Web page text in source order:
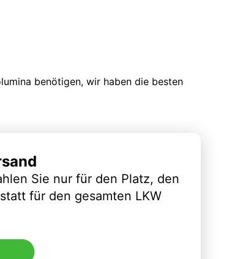
benötigen, wir haben die besten
Sie nur für den Platz, den
für den gesamten LKW